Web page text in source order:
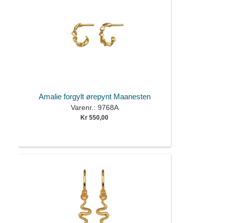
Amalie forgylt ørepynt Maanesten
Varenr.: 9768A
Kr 550,00